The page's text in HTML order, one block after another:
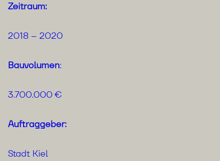
Zeitraum:
2018 – 2020
Bauvolumen:
3.700.000 €
Auftraggeber:
Stadt Kiel